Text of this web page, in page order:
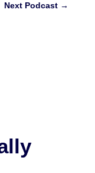
Next Podcast →